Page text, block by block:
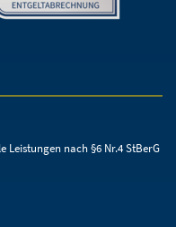
Leistungen nach §6 Nr.4 StBerG